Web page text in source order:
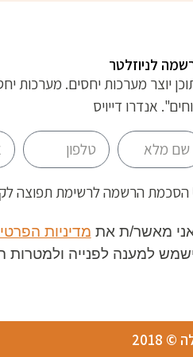
לניוזלטר
יוצר מערכות יחסים. מערכות
אנדרו דייויס
הסכמת הרשמה לרשימת תפוצה
מאשר/ת את מדיניות
למענה לפנייה ולמטרות
2018